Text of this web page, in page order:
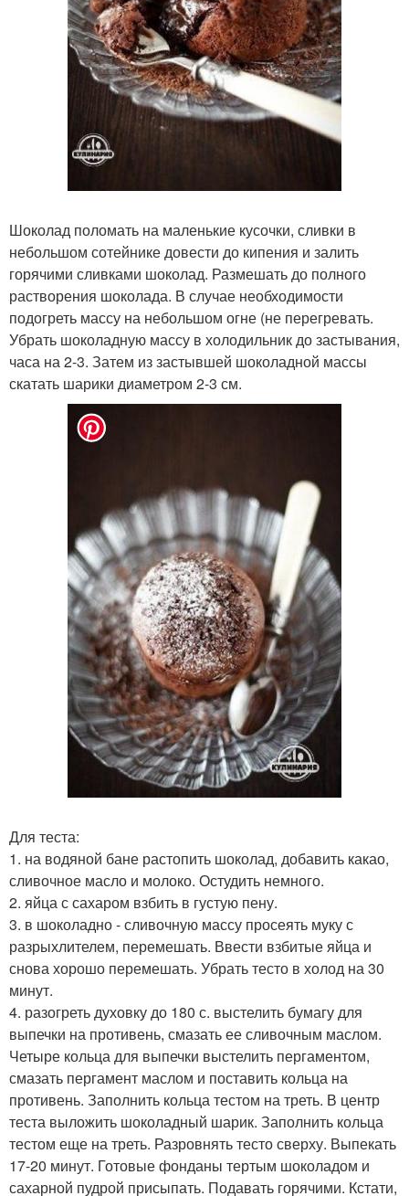
Шоколад поломать на маленькие кусочки, сливки в
небольшом сотейнике довести до кипения и залить
горячими сливками шоколад. Размешать до полного
растворения шоколада. В случае необходимости
подогреть массу на небольшом огне (не перегревать.
Убрать шоколадную массу в холодильник до застывания,
часа на 2-3. Затем из застывшей шоколадной массы
скатать шарики диаметром 2-3 см.
Для теста:
1. на водяной бане растопить шоколад, добавить какао,
сливочное масло и молоко. Остудить немного.
2. яйца с сахаром взбить в густую пену.
3. в шоколадно - сливочную массу просеять муку с
разрыхлителем, перемешать. Ввести взбитые яйца и
снова хорошо перемешать. Убрать тесто в холод на 30
минут.
4. разогреть духовку до 180 с. выстелить бумагу для
выпечки на противень, смазать ее сливочным маслом.
Четыре кольца для выпечки выстелить пергаментом,
смазать пергамент маслом и поставить кольца на
противень. Заполнить кольца тестом на треть. В центр
теста выложить шоколадный шарик. Заполнить кольца
тестом еще на треть. Разровнять тесто сверху. Выпекать
17-20 минут. Готовые фонданы тертым шоколадом и
сахарной пудрой присыпать. Подавать горячими. Кстати,